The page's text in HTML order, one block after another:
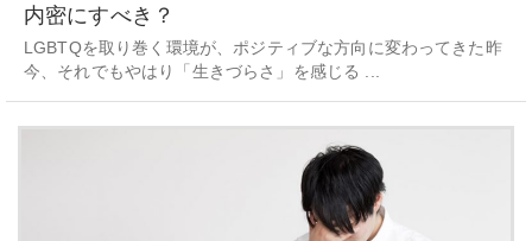
内密にすべき？
LGBTQを取り巻く環境が、ポジティブな方向に変わってきた昨
今、それでもやはり「生きづらさ」を感じる ...